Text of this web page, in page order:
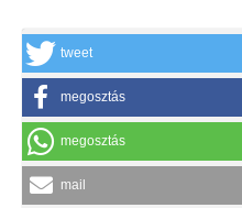
tweet
megosztás
megosztás
mail